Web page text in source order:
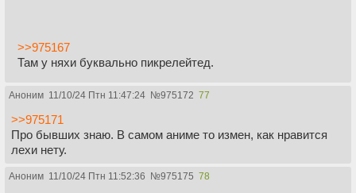
>>975167
Там у няхи буквально пикрелейтед.
Аноним 11/10/24 Птн 11:47:24 №975172 77
>>975171
Про бывших знаю. В самом аниме то измен, как нравится
лехи нету.
Аноним 11/10/24 Птн 11:52:36 №975175 78